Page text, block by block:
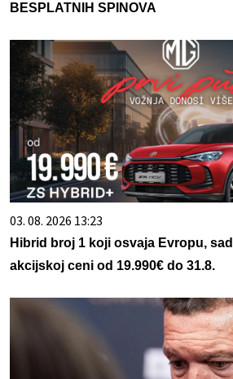
BESPLATNIH SPINOVA
03. 08. 2026 13:23
Hibrid broj 1 koji osvaja Evropu,
akcijskoj ceni od 19.990€ do 31.8.